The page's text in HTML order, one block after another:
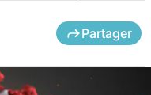
Partager